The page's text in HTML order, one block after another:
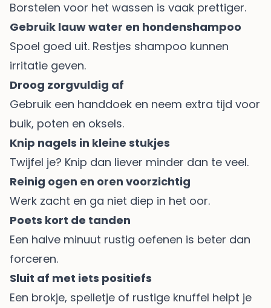
Borstelen voor het wassen is vaak prettiger.
Gebruik lauw water en hondenshampoo
Spoel goed uit. Restjes shampoo kunnen
irritatie geven.
Droog zorgvuldig af
Gebruik een handdoek en neem extra tijd voor
buik, poten en oksels.
Knip nagels in kleine stukjes
Twijfel je? Knip dan liever minder dan te veel.
Reinig ogen en oren voorzichtig
Werk zacht en ga niet diep in het oor.
Poets kort de tanden
Een halve minuut rustig oefenen is beter dan
forceren.
Sluit af met iets positiefs
Een brokje, spelletje of rustige knuffel helpt je